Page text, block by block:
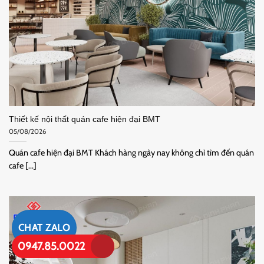
CHAT ZALO
0947.85.0022
Thiết kế nội thất quán cafe hiện đại BMT
05/08/2026
Quán cafe hiện đại BMT Khách hàng ngày nay không chỉ tìm đến quán
cafe [...]